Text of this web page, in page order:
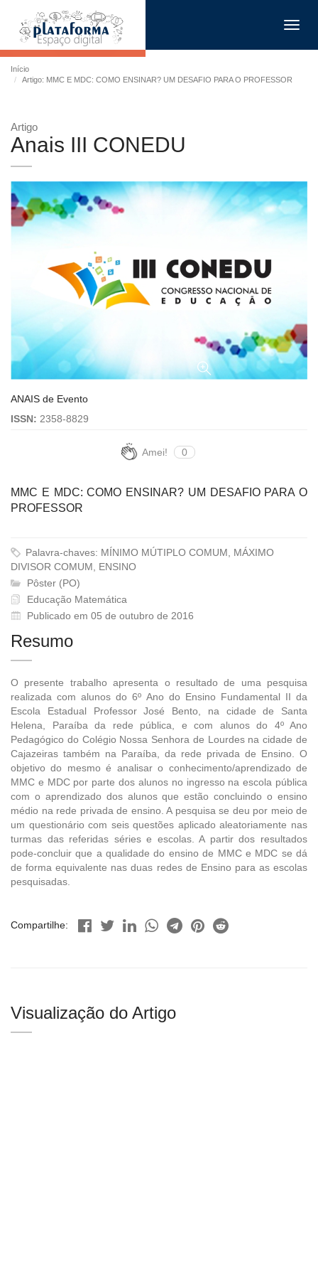
Início
Artigo: MMC E MDC: COMO ENSINAR? UM DESAFIO PARA O PROFESSOR
Artigo
Anais III CONEDU
ANAIS de Evento
ISSN: 2358-8829
Amei! 0
MMC E MDC: COMO ENSINAR? UM DESAFIO PARA O
PROFESSOR
Palavra-chaves: MÍNIMO MÚTIPLO COMUM, MÁXIMO
DIVISOR COMUM, ENSINO
Pôster (PO)
Educação Matemática
Publicado em 05 de outubro de 2016
Resumo
O presente trabalho apresenta o resultado de uma pesquisa
realizada com alunos do 6º Ano do Ensino Fundamental II da
Escola Estadual Professor José Bento, na cidade de Santa
Helena, Paraíba da rede pública, e com alunos do 4º Ano
Pedagógico do Colégio Nossa Senhora de Lourdes na cidade de
Cajazeiras também na Paraíba, da rede privada de Ensino. O
objetivo do mesmo é analisar o conhecimento/aprendizado de
MMC e MDC por parte dos alunos no ingresso na escola pública
com o aprendizado dos alunos que estão concluindo o ensino
médio na rede privada de ensino. A pesquisa se deu por meio de
um questionário com seis questões aplicado aleatoriamente nas
turmas das referidas séries e escolas. A partir dos resultados
pode-concluir que a qualidade do ensino de MMC e MDC se dá
de forma equivalente nas duas redes de Ensino para as escolas
pesquisadas.
Compartilhe:
Visualização do Artigo